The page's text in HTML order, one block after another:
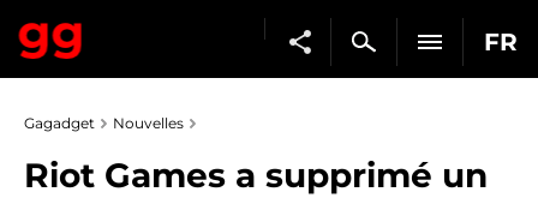
FR
Gagadget Nouvelles
Riot Games a supprimé un